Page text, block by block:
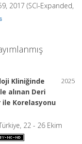
2017 (SCI-Expanded,
2025
Kliniğinde
alınan Deri
Korelasyonu
22 - 26 Ekim